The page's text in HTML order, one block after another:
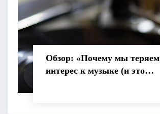
Обзор: «Почему мы теряем
интерес к музыке (и это